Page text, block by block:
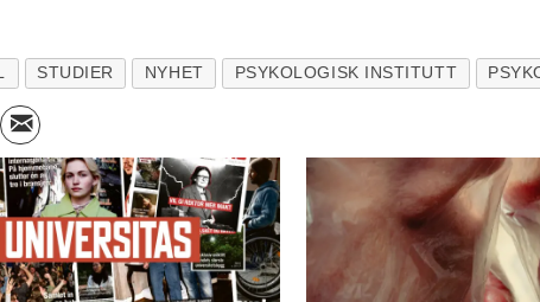
STUDIER NYHET PSYKOLOGISK INSTITUTT